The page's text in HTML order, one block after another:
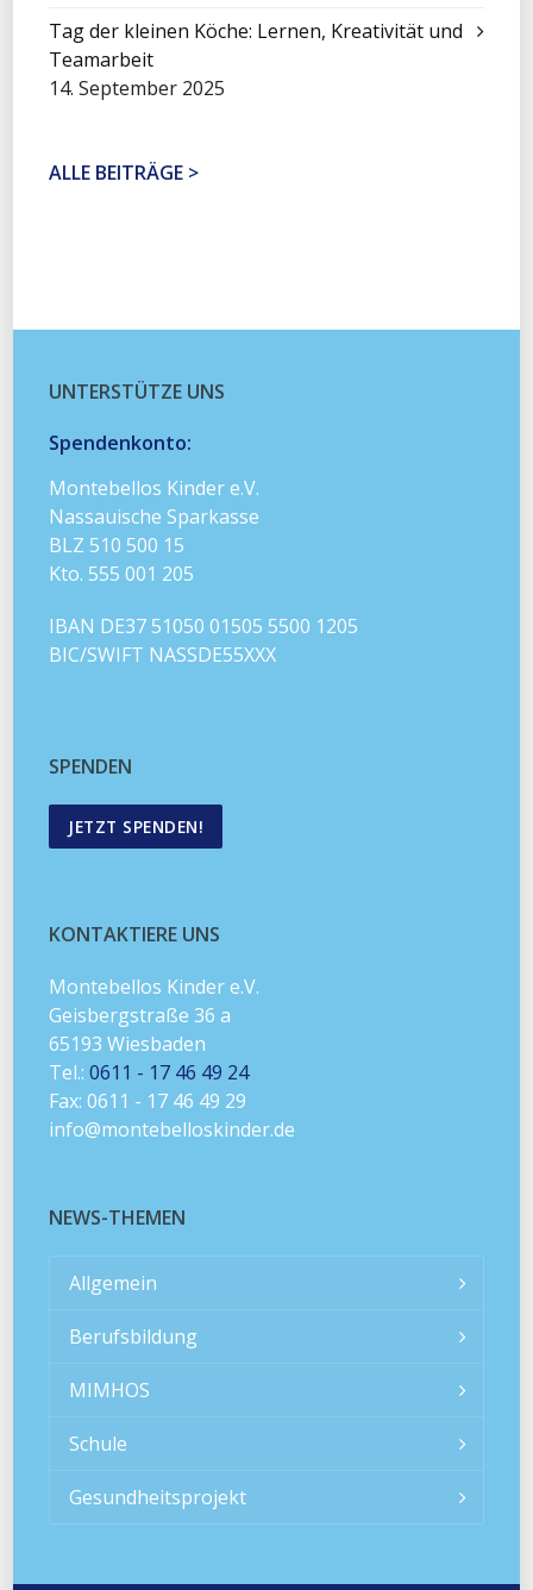
Tag der kleinen Köche: Lernen, Kreativität und
Teamarbeit
14. September 2025
ALLE BEITRÄGE >
UNTERSTÜTZE UNS
Spendenkonto:
Montebellos Kinder e.V.
Nassauische Sparkasse
BLZ 510 500 15
Kto. 555 001 205
IBAN DE37 51050 01505 5500 1205
BIC/SWIFT NASSDE55XXX
SPENDEN
JETZT SPENDEN!
KONTAKTIERE UNS
Montebellos Kinder e.V.
Geisbergstraße 36 a
65193 Wiesbaden
Tel.:0611 - 17 46 49 24
Fax: 0611 - 17 46 49 29
info@montebelloskinder.de
NEWS-THEMEN
Allgemein
Berufsbildung
MIMHOS
Schule
Gesundheitsprojekt